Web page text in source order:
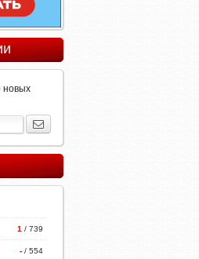
новых
1 / 739
- / 554